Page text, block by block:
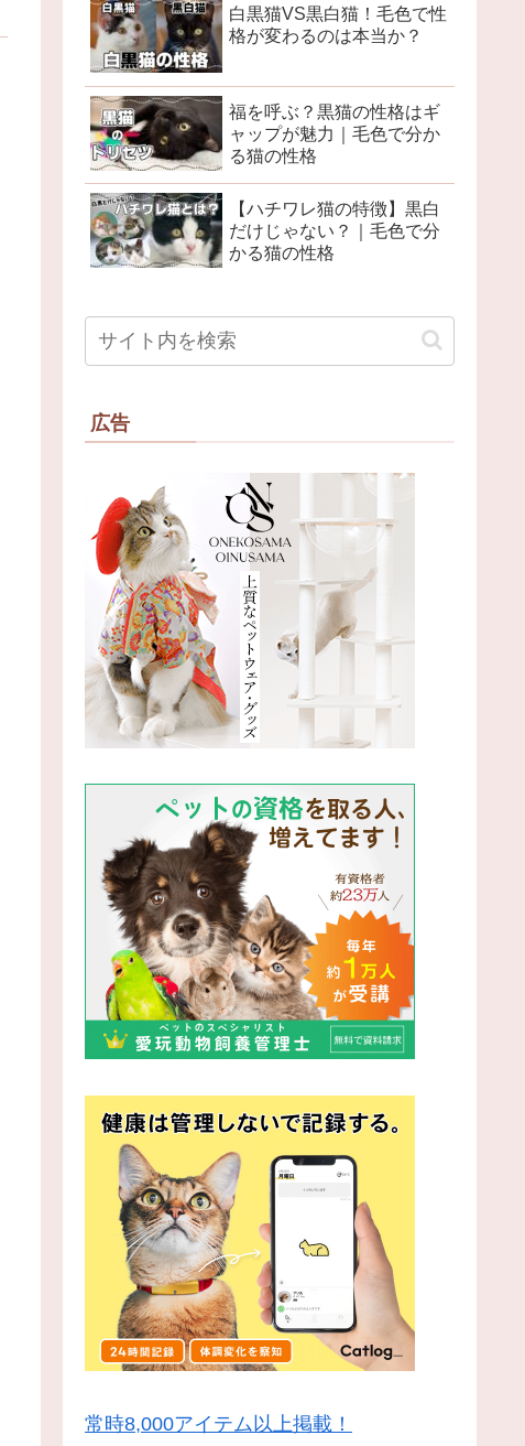
白黒猫VS黒白猫！毛色で性
格が変わるのは本当か？
福を呼ぶ？黒猫の性格はギ
ャップが魅力｜毛色で分か
る猫の性格
【ハチワレ猫の特徴】黒白
だけじゃない？｜毛色で分
かる猫の性格
広告
常時8,000アイテム以上掲載！